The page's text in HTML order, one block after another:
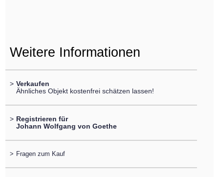
Weitere Informationen
> Verkaufen
Ähnliches Objekt kostenfrei schätzen lassen!
> Registrieren für
Johann Wolfgang von Goethe
> Fragen zum Kauf